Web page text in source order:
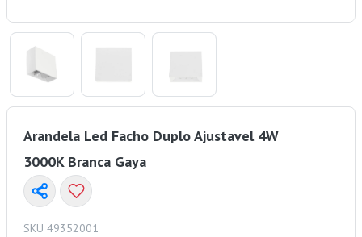
Arandela Led Facho Duplo Ajustavel 4W
3000K Branca Gaya
SKU 49352001